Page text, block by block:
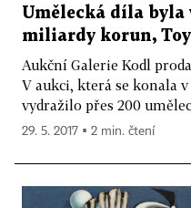
Umělecká díla byla
miliardy korun,
Aukční Galerie Kodl
V aukci, která se konala
vydražilo přes 200
29. 5. 2017 ▪ 2 min. čtení